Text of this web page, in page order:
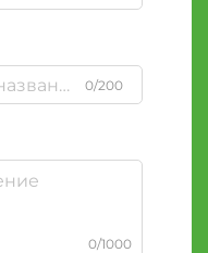
0/200
0/1000